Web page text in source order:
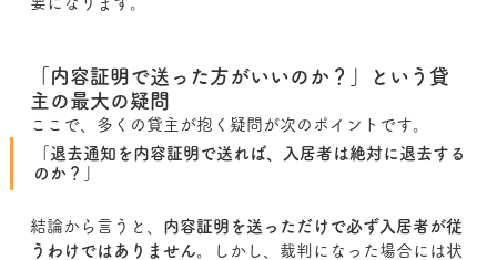
「内容証明で送った方がいいのか？」という貸
主の最大の疑問
ここで、多くの貸主が抱く疑問が次のポイントです。
「退去通知を内容証明で送れば、入居者は絶対に退去する
のか？」
結論から言うと、 内容証明を送っただけで必ず入居者が従
うわけではありません。しかし、裁判になった場合には状